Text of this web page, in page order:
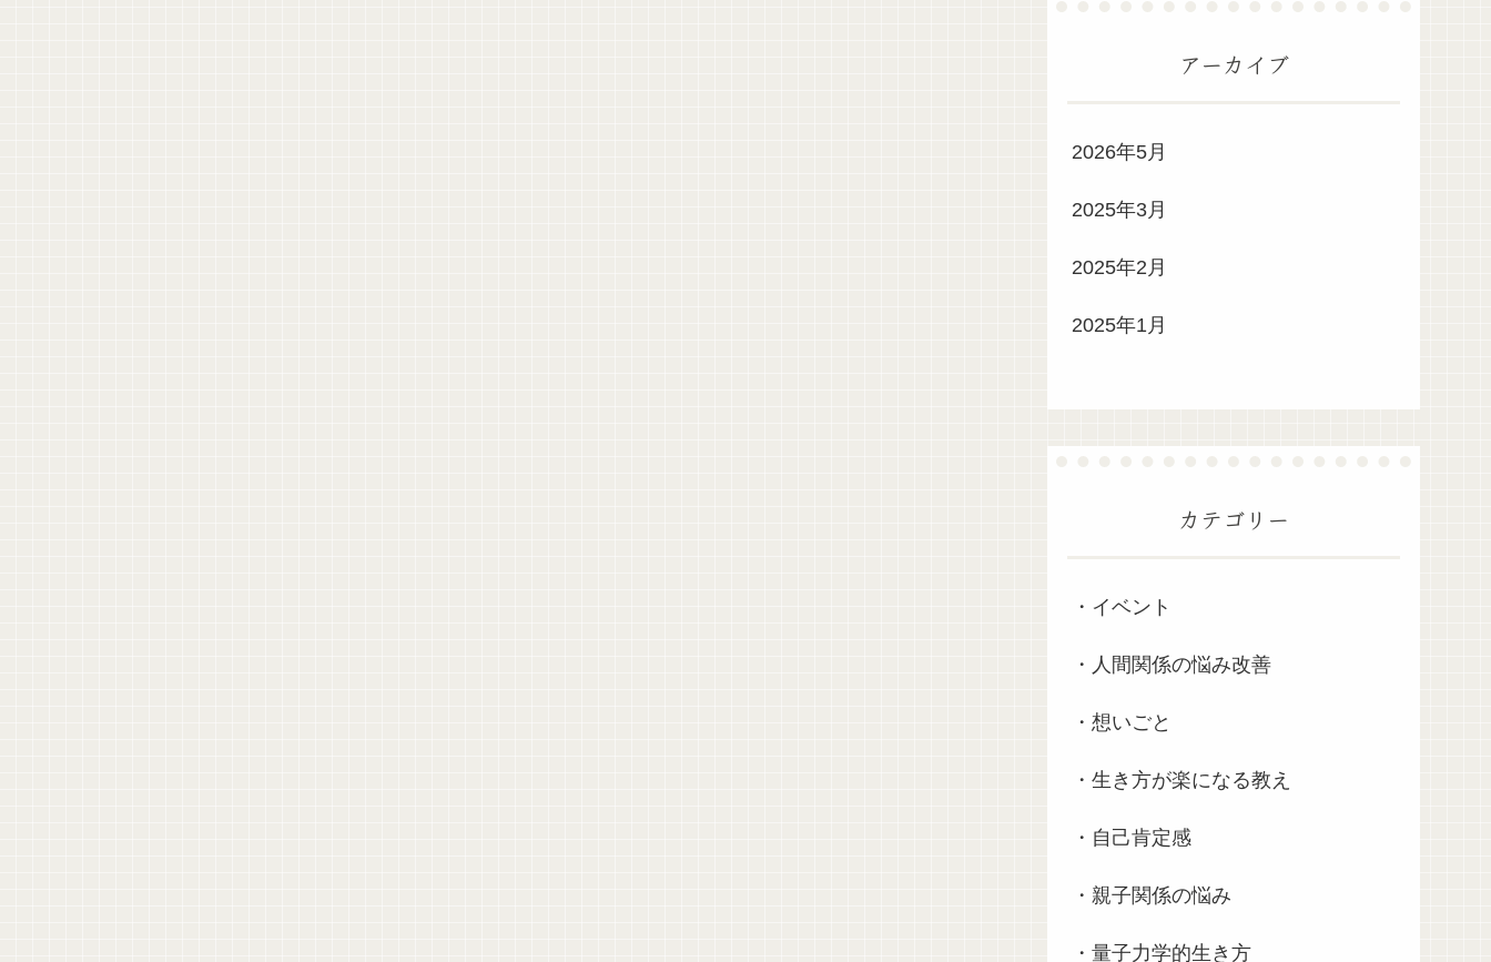
アーカイブ
2026年5月
2025年3月
2025年2月
2025年1月
カテゴリー
・イベント
・人間関係の悩み改善
・想いごと
・生き方が楽になる教え
・自己肯定感
・親子関係の悩み
・量子力学的生き方